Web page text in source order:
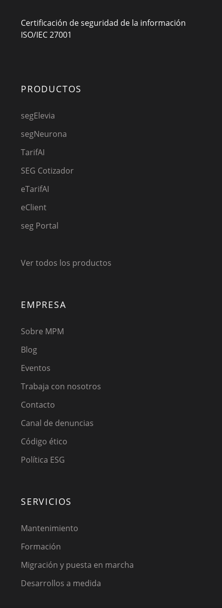
Certificación de seguridad de la información
ISO/IEC 27001
PRODUCTOS
segElevia
segNeurona
TarifAI
SEG Cotizador
eTarifAI
eClient
seg Portal
Ver todos los productos
EMPRESA
Sobre MPM
Blog
Eventos
Trabaja con nosotros
Contacto
Canal de denuncias
Código ético
Política ESG
SERVICIOS
Mantenimiento
Formación
Migración y puesta en marcha
Desarrollos a medida